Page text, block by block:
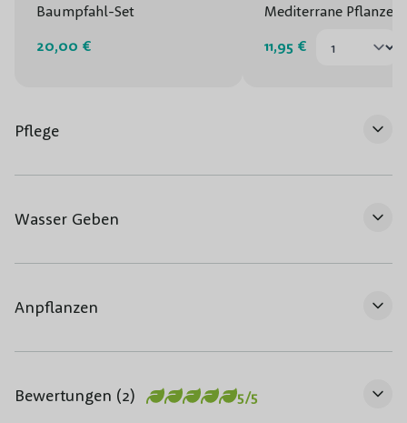
Baumpfahl-Set
20,00 €
Mediterrane
11,95 €
Pflege
Wasser Geben
Anpflanzen
Bewertungen (2) 5/5